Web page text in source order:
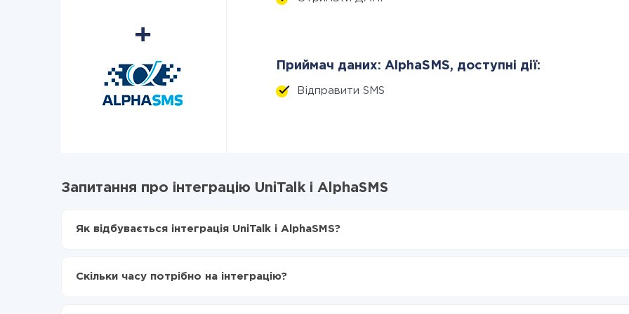
Приймач даних: AlphaSMS, доступні дії:
Відправити SMS
Запитання про інтеграцію UniTalk і AlphaSMS
Як відбувається інтеграція UniTalk і AlphaSMS?
Включаєте автооновлення
Скільки часу потрібно на інтеграцію?